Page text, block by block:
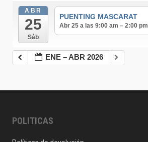
ABR
25
Sáb
PUENTING MASCARAT
Abr 25 a las 9:00 am – 2:00 pm
ENE – ABR 2026
POLITICAS